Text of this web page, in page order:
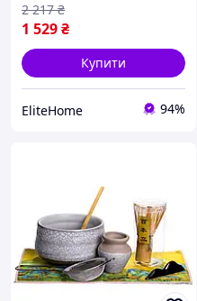
1 529₴
2 217 ₴
Купити
EliteHome 94%